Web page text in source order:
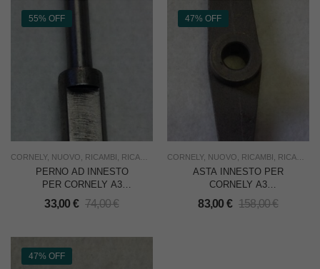
55% OFF
CORNELY, NUOVO RICAMBI RICAMO SOTTOCOSTO USO INDUSTRIA
PERNO AD INNESTO
PER CORNELY A3
RICAMATRICE
33,00 € 74,00€
47% OFF
CORNELY, NUOVO RICAMBI RICAMO
ASTA INNESTO PER
CORNELY A3
RICAMATRICE
83,00 € 158,00€
47% OFF